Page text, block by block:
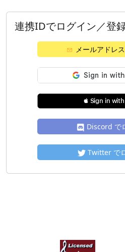
連携IDでログイン／登
メールアドレ
 Sign in
Discord で
Twitter で